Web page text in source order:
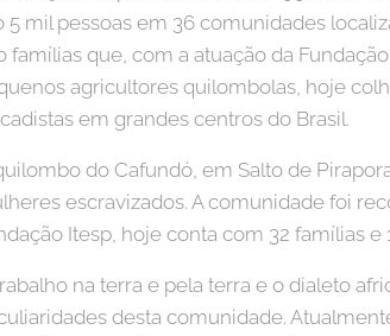
5 mil pessoas em 36 comunidades
famílias que, com a atuação da
agricultores quilombolas, hoje
em grandes centros do Brasil.
do Cafundó, em Salto de
escravizados. A comunidade foi
Itesp, hoje conta com 32 famílias e
na terra e pela terra e o dialeto
desta comunidade.